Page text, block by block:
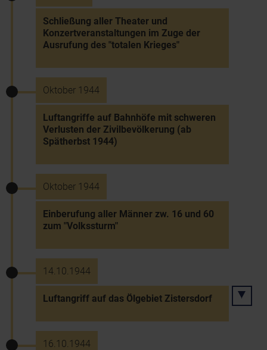
Schließung aller Theater und
Konzertveranstaltungen im Zuge der
Ausrufung des "totalen Krieges"
Oktober 1944
Luftangriffe auf Bahnhöfe mit schweren
Verlusten der Zivilbevölkerung (ab
Spätherbst 1944)
Oktober 1944
Einberufung aller Männer zw. 16 und 60
zum "Volkssturm"
14.10.1944
Luftangriff auf das Ölgebiet Zistersdorf
16.10.1944